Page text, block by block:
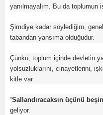
yanılmayalım. Bu da toplumun
Şimdiye kadar söylediğim,
tabandan yansıma olduğudur.
Çünkü, toplum içinde devletin
yolsuzluklarını, cinayetlerini,
kitle var.
“Sallandıracaksın üçünü
geliyor.